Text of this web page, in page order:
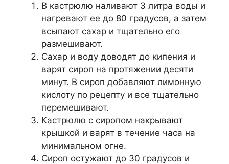
В кастрюлю наливают 3 литра воды и
нагревают ее до 80 градусов, а затем
всыпают сахар и тщательно его
размешивают.
Сахар и воду доводят до кипения и
варят сироп на протяжении десяти
минут. В сироп добавляют лимонную
кислоту по рецепту и все тщательно
перемешивают.
Кастрюлю с сиропом накрывают
крышкой и варят в течение часа на
минимальном огне.
Сироп остужают до 30 градусов и